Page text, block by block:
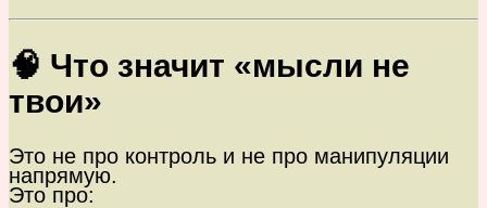
🧠 Что значит «мысли не
твои»
Это не про контроль и не про манипуляции
напрямую.
Это про: